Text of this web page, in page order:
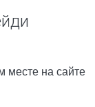
месте на сайте